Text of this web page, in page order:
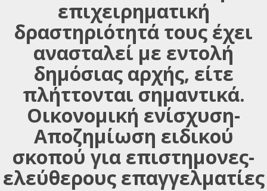
επιχειρηματική
δραστηριότητά τους έχει
ανασταλεί με εντολή
δημόσιας αρχής, είτε
πλήττονται σημαντικά.
Οικονομική ενίσχυση-
Αποζημίωση ειδικού
σκοπού για επιστημονες-
ελεύθερους επαγγελματίες